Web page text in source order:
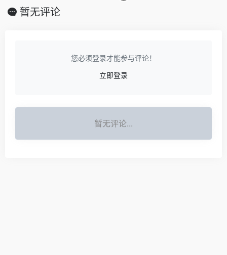
暂无评论
您必须登录才能参与评论！
立即登录
暂无评论...